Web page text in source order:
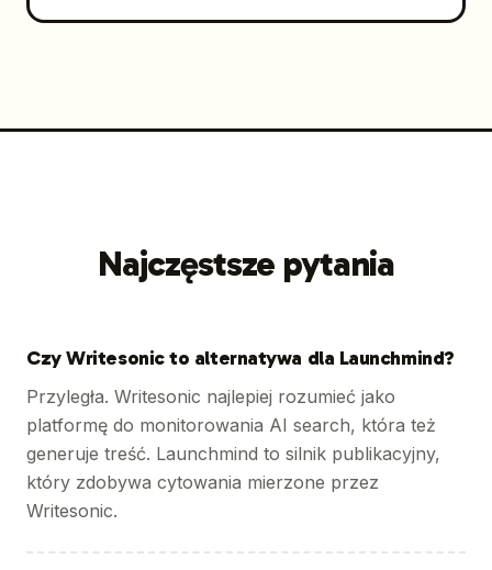
Najczęstsze pytania
Czy Writesonic to alternatywa dla Launchmind?
Przyległa. Writesonic najlepiej rozumieć jako
platformę do monitorowania AI search, która też
generuje treść. Launchmind to silnik publikacyjny,
który zdobywa cytowania mierzone przez
Writesonic.